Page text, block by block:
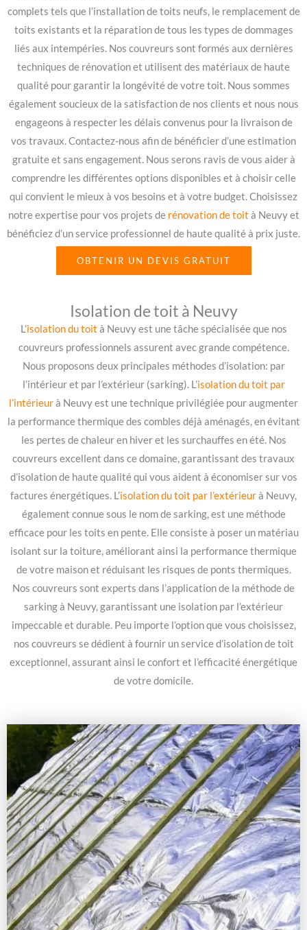
complets tels que l’installation de toits neufs, le remplacement de
toits existants et la réparation de tous les types de dommages
liés aux intempéries. Nos couvreurs sont formés aux dernières
techniques de rénovation et utilisent des matériaux de haute
qualité pour garantir la longévité de votre toit. Nous sommes
également soucieux de la satisfaction de nos clients et nous nous
engageons à respecter les délais convenus pour la livraison de
vos travaux. Contactez-nous afin de bénéficier d’une estimation
gratuite et sans engagement. Nous serons ravis de vous aider à
comprendre les différentes options disponibles et à choisir celle
qui convient le mieux à vos besoins et à votre budget. Choisissez
notre expertise pour vos projets de rénovation de toit à Neuvy et
bénéficiez d’un service professionnel de haute qualité à prix juste.
OBTENIR UN DEVIS GRATUIT
Isolation de toit à Neuvy
L’isolation du toit à Neuvy est une tâche spécialisée que nos
couvreurs professionnels assurent avec grande compétence.
Nous proposons deux principales méthodes d’isolation: par
l’intérieur et par l’extérieur (sarking). L’isolation du toit par
l’intérieurà Neuvy est une technique privilégiée pour augmenter
la performance thermique des combles déjà aménagés, en évitant
les pertes de chaleur en hiver et les surchauffes en été. Nos
couvreurs excellent dans ce domaine, garantissant des travaux
d’isolation de haute qualité qui vous aident à économiser sur vos
factures énergétiques. L’isolation du toit par l’extérieurà Neuvy,
également connue sous le nom de sarking, est une méthode
efficace pour les toits en pente. Elle consiste à poser un matériau
isolant sur la toiture, améliorant ainsi la performance thermique
de votre maison et réduisant les risques de ponts thermiques.
Nos couvreurs sont experts dans l’application de la méthode de
sarking à Neuvy, garantissant une isolation par l’extérieur
impeccable et durable. Peu importe l’option que vous choisissez,
nos couvreurs se dédient à fournir un service d’isolation de toit
exceptionnel, assurant ainsi le confort et l’efficacité énergétique
de votre domicile.